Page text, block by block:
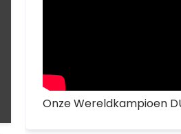
Onze Wereldkampioen